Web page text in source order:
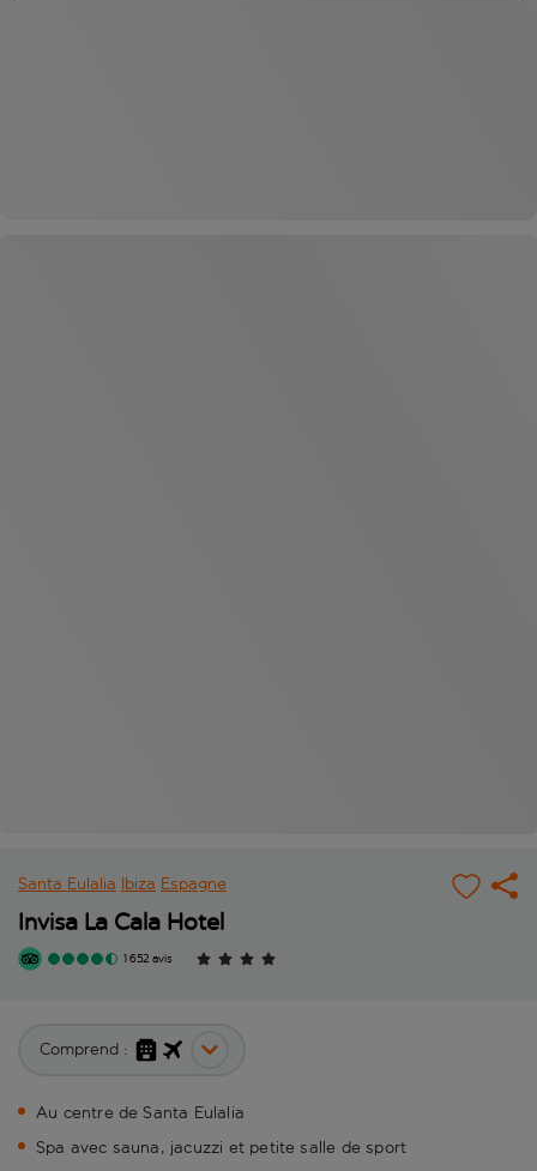
Santa Eulalia Ibiza Espagne
Invisa La Cala Hotel
1 652 avis
Comprend :
Au centre de Santa Eulalia
Spa avec sauna, jacuzzi et petite salle de sport